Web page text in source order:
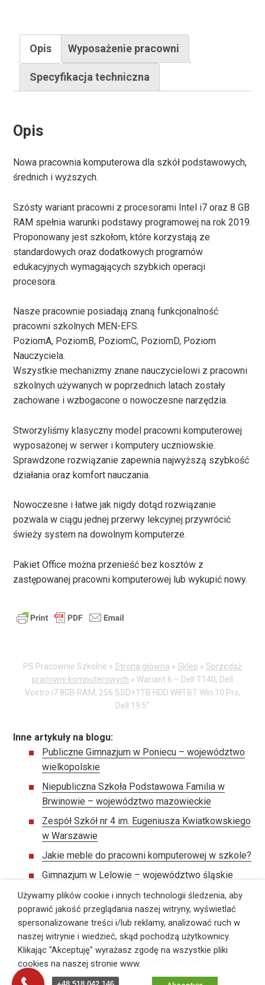
Opis Wyposażenie pracowni
Specyfikacja techniczna
Opis
Nowa pracownia komputerowa dla szkół podstawowych,
średnich i wyższych.
Szósty wariant pracowni z procesorami Intel i7 oraz 8 GB
RAM spełnia warunki podstawy programowej na rok 2019.
Proponowany jest szkołom, które korzystają ze
standardowych oraz dodatkowych programów
edukacyjnych wymagających szybkich operacji
procesora.
Nasze pracownie posiadają znaną funkcjonalność
pracowni szkolnych MEN-EFS.
PoziomA, PoziomB, PoziomC, PoziomD, Poziom
Nauczyciela.
Wszystkie mechanizmy znane nauczycielowi z pracowni
szkolnych używanych w poprzednich latach zostały
zachowane i wzbogacone o nowoczesne narzędzia.
Stworzyliśmy klasyczny model pracowni komputerowej
wyposażonej w serwer i komputery uczniowskie.
Sprawdzone rozwiązanie zapewnia najwyższą szybkość
działania oraz komfort nauczania.
Nowoczesne i łatwe jak nigdy dotąd rozwiązanie
pozwala w ciągu jednej przerwy lekcyjnej przywrócić
świeży system na dowolnym komputerze.
Pakiet Office można przenieść bez kosztów z
zastępowanej pracowni komputerowej lub wykupić nowy.
PS Pracownie Szkolne » Strona główna » Sklep » Sprzedaż
pracowni komputerowych » Wariant 6 – Dell T140, Dell
Vostro i7 8GB RAM, 256 SSD+1TB HDD WiFI BT Win 10 Pro,
Dell 19.5”
Inne artykuły na blogu:
Publiczne Gimnazjum w Poniecu – województwo
wielkopolskie
Niepubliczna Szkoła Podstawowa Familia w
Brwinowie – województwo mazowieckie
Zespół Szkół nr 4 im. Eugeniusza Kwiatkowskiego
w Warszawie
Jakie meble do pracowni komputerowej w szkole?
Gimnazjum w Lelowie – województwo śląskie
©PS Pracownie Szkolne, Wszelkie prawa zastrzeżone,
Webmaster: ITB Vega
Pliki cookies
,RODO Regulamin ,Polityka Prywatności
DZIAŁAMY NA TERENIE CAŁEJ POLSKI!
Używamy plików cookie i innych technologii śledzenia, aby
poprawić jakość przeglądania naszej witryny, wyświetlać
spersonalizowane treści i/lub reklamy, analizować ruch w
naszej witrynie i wiedzieć, skąd pochodzą użytkownicy.
Klikając "Akceptuję" wyrażasz zgodę na wszystkie pliki
cookies na naszej stronie www.